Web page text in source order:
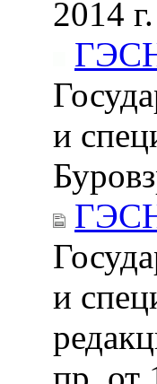
2014
и
и